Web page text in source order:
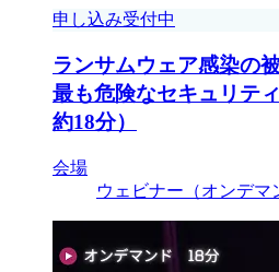
申し込み受付中
ランサムウェア感染の
最も危険なセキュリテ
約18分）
会場
ウェビナー（オンデマ